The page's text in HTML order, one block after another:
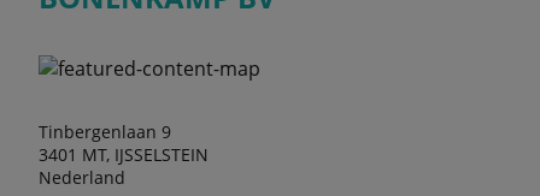
Tinbergenlaan 9
3401 MT, IJSSELSTEIN
Nederland